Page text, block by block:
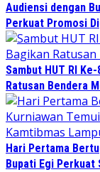
Audiensi dengan
Perkuat Promosi
Sambut HUT RI
Ratusan Bendera
Hari Pertama
Bupati Egi Perkuat